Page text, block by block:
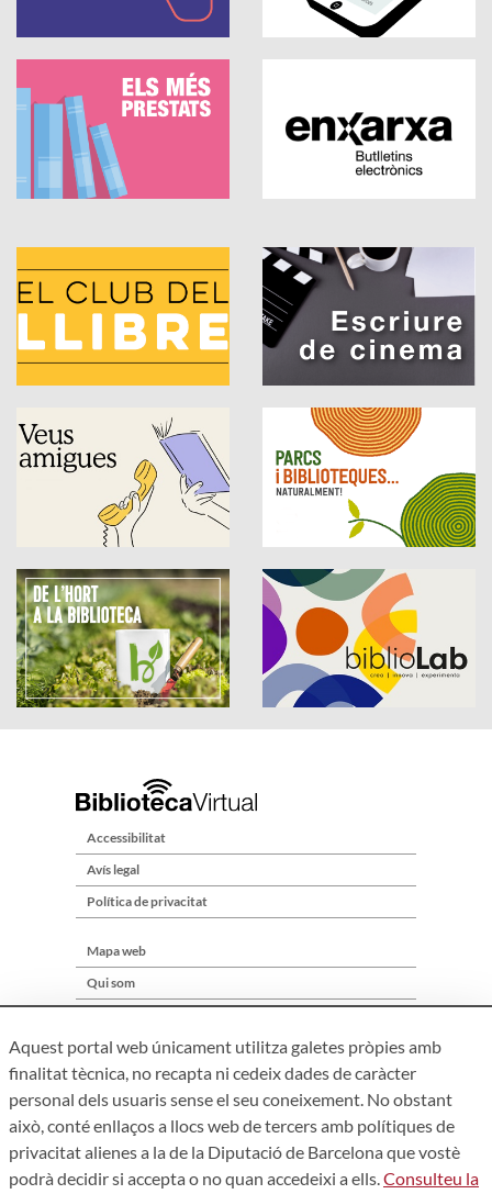
Accessibilitat
Avís legal
Política de privacitat
Mapa web
Qui som
Aquest portal web únicament utilitza galetes pròpies amb
finalitat tècnica, no recapta ni cedeix dades de caràcter
personal dels usuaris sense el seu coneixement. No obstant
això, conté enllaços a llocs web de tercers amb polítiques de
privacitat alienes a la de la Diputació de Barcelona que vostè
podrà decidir si accepta o no quan accedeixi a ells.Consulteu la